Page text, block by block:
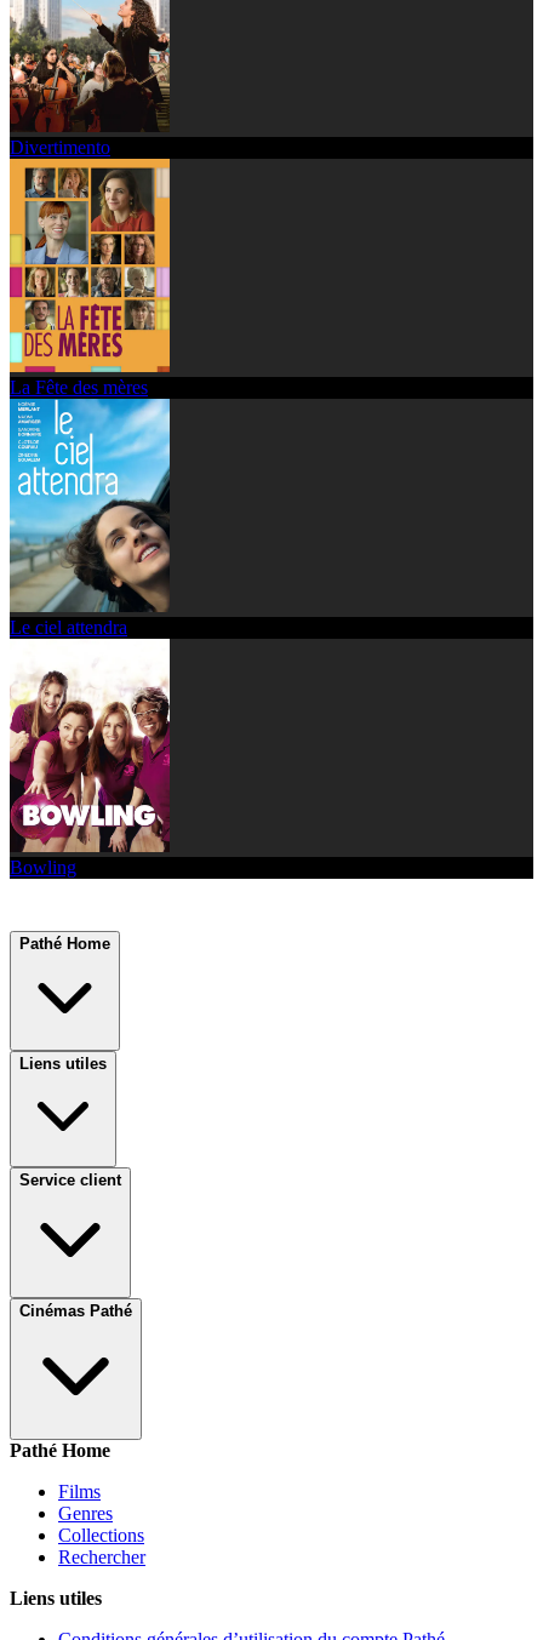
Divertimento
La Fête des mères
Le ciel attendra
Bowling
Pathé Home
Liens utiles
Service client
Cinémas Pathé
Pathé Home
Films
Genres
Collections
Rechercher
Liens utiles